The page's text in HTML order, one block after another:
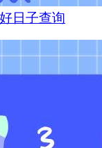
日子查询